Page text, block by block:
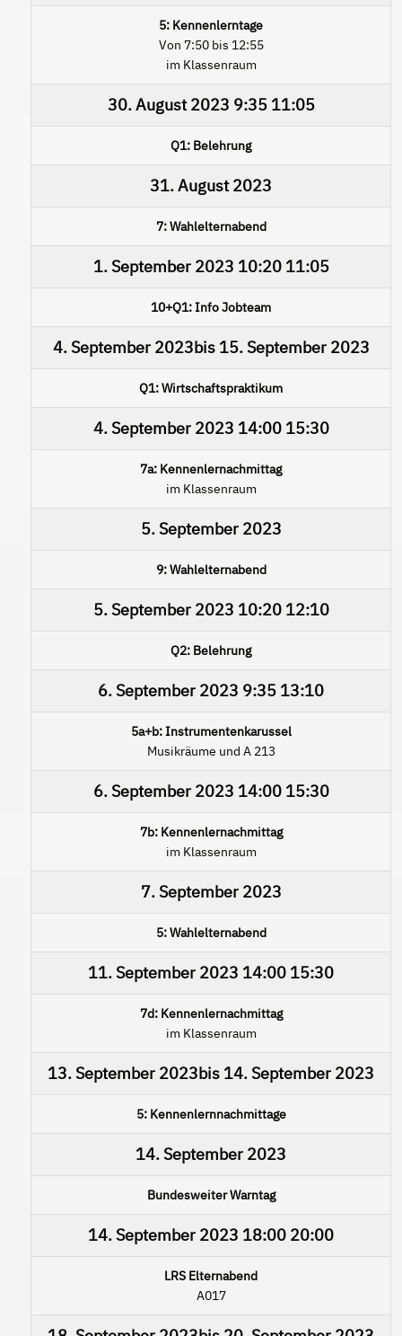
5: Kennenlerntage
Von 7:50 bis 12:55
im Klassenraum
30. August 2023 9:35 11:05
Q1: Belehrung
31. August 2023
7: Wahlelternabend
1. September 2023 10:20 11:05
10+Q1: Info Jobteam
4. September 2023bis 15. September 2023
Q1: Wirtschaftspraktikum
4. September 2023 14:00 15:30
7a: Kennenlernachmittag
im Klassenraum
5. September 2023
9: Wahlelternabend
5. September 2023 10:20 12:10
Q2: Belehrung
6. September 2023 9:35 13:10
5a+b: Instrumentenkarussel
Musikräume und A 213
6. September 2023 14:00 15:30
7b: Kennenlernachmittag
im Klassenraum
7. September 2023
5: Wahlelternabend
11. September 2023 14:00 15:30
7d: Kennenlernachmittag
im Klassenraum
13. September 2023bis 14. September 2023
5: Kennenlernnachmittage
14. September 2023
Bundesweiter Warntag
14. September 2023 18:00 20:00
LRS Elternabend
A017